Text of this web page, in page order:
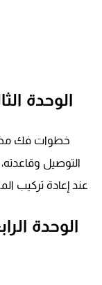
الوحدة
خطوات فك مضخة
التوصيل
عند إعادة تركيب
الوحدة